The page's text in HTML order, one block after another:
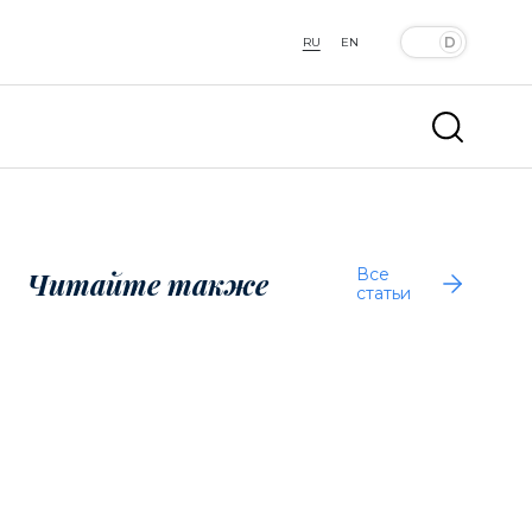
RU EN
Читайте также
Все
статьи